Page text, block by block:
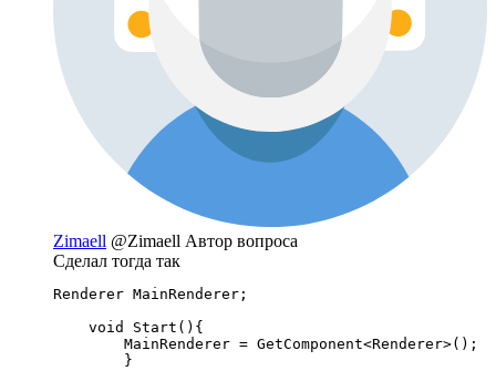
Zimaell @Zimaell Автор вопроса
Сделал тогда так
Renderer MainRenderer;
    void Start(){
        MainRenderer = GetComponent<Renderer>();
        }